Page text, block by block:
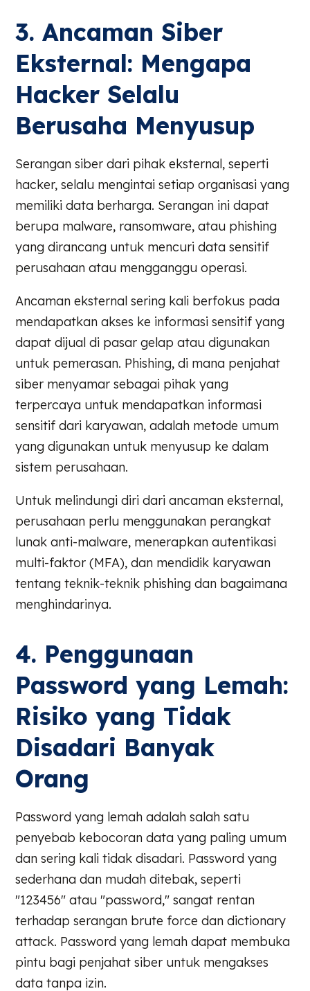
3. Ancaman Siber
Eksternal: Mengapa
Hacker Selalu
Berusaha Menyusup
Serangan siber dari pihak eksternal, seperti
hacker, selalu mengintai setiap organisasi yang
memiliki data berharga. Serangan ini dapat
berupa malware, ransomware, atau phishing
yang dirancang untuk mencuri data sensitif
perusahaan atau mengganggu operasi.
Ancaman eksternal sering kali berfokus pada
mendapatkan akses ke informasi sensitif yang
dapat dijual di pasar gelap atau digunakan
untuk pemerasan. Phishing, di mana penjahat
siber menyamar sebagai pihak yang
terpercaya untuk mendapatkan informasi
sensitif dari karyawan, adalah metode umum
yang digunakan untuk menyusup ke dalam
sistem perusahaan.
Untuk melindungi diri dari ancaman eksternal,
perusahaan perlu menggunakan perangkat
lunak anti-malware, menerapkan autentikasi
multi-faktor (MFA), dan mendidik karyawan
tentang teknik-teknik phishing dan bagaimana
menghindarinya.
4. Penggunaan
Password yang Lemah:
Risiko yang Tidak
Disadari Banyak
Orang
Password yang lemah adalah salah satu
penyebab kebocoran data yang paling umum
dan sering kali tidak disadari. Password yang
sederhana dan mudah ditebak, seperti
"123456" atau "password," sangat rentan
terhadap serangan brute force dan dictionary
attack. Password yang lemah dapat membuka
pintu bagi penjahat siber untuk mengakses
data tanpa izin.